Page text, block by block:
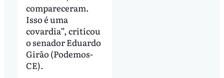
compareceram.
Isso é uma
covardia”, criticou
o senador Eduardo
Girão (Podemos-
CE).